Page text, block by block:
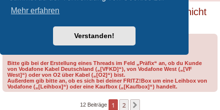
Mehr erfahren
Verstanden!
[VF West][Leihbox] FRITZ!Box 6591 viele nicht
Bitte gib bei der Erstellung eines Threads im Feld „Präfix“ an, ob du Kunde
von Vodafone Kabel Deutschland („[VFKD]“), von Vodafone West („[VF
West]“) oder von O2 über Kabel („[O2]“) bist.
Außerdem gib bitte an, ob es sich bei deiner FRITZ!Box um eine Leihbox von
Vodafone („[Leihbox]“) oder eine Kaufbox („[Kaufbox]“) handelt.
12 Beiträge 1 2